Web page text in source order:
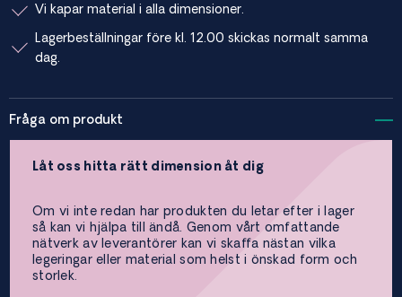
Vi kapar material i alla dimensioner.
Lagerbeställningar före kl. 12.00 skickas normalt samma
dag.
Fråga om produkt
Låt oss hitta rätt dimension åt dig
Om vi inte redan har produkten du letar efter i lager
så kan vi hjälpa till ändå. Genom vårt omfattande
nätverk av leverantörer kan vi skaffa nästan vilka
legeringar eller material som helst i önskad form och
storlek.